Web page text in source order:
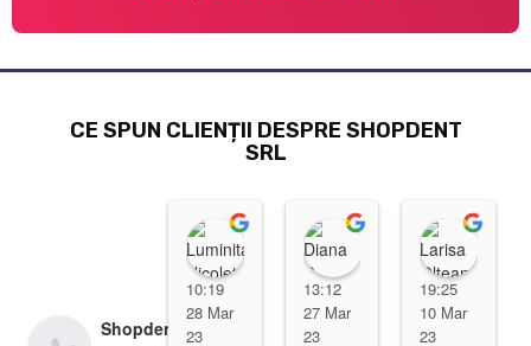
CE SPUN CLIENȚII DESPRE SHOPDENT
SRL
Shopdent Brasov
Luminita Nicoleta
10:19
28 Mar
23
Diana D
13:12
27 Mar
23
19:25
10 Mar
23